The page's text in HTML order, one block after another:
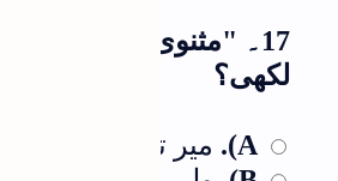
17۔ "مثنوی دریائے
لکھی؟
A).
میر تقی میر